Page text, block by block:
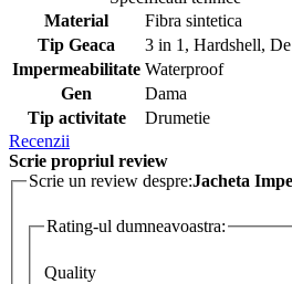
Material
Fibra sintetica
Tip Geaca
3 in 1, Hardshell,
Impermeabilitate Waterproof
Gen
Dama
Tip activitate
Drumetie
Recenzii
Scrie propriul review
Scrie un review despre:Jacheta
Rating-ul dumneavoastra:
Quality